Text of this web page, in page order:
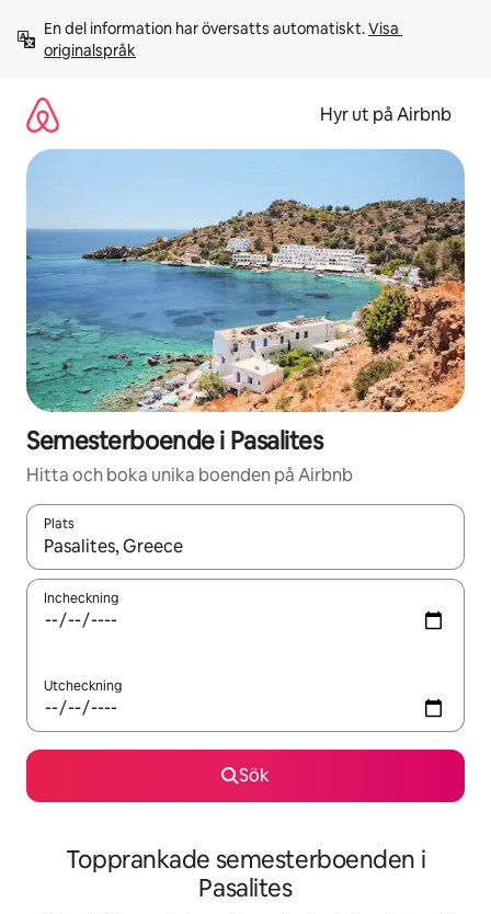
innehåll
En del information har översatts automatiskt. Visa
originalspråk
Hyr ut på Airbnb
Semesterboende i Pasalites
Hitta och boka unika boenden på Airbnb
Plats
När resultaten är tillgängliga kan du navigera med upp- och
Incheckning
Utcheckning
Sök
Topprankade semesterboenden i
Pasalites